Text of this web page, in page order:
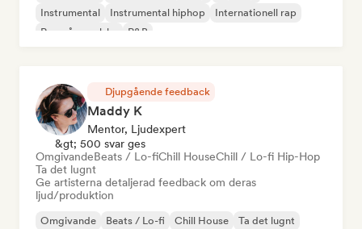
Instrumental
Instrumental hiphop
Internationell rap
Rap på engelska
R&B
Djupgående feedback
Maddy K
Mentor, Ljudexpert
&gt; 500 svar ges
OmgivandeBeats / Lo-fiChill HouseChill / Lo-fi Hip-Hop
Ta det lugnt
Ge artisterna detaljerad feedback om deras
ljud/produktion
Omgivande Beats / Lo-fi Chill House
Ta det lugnt